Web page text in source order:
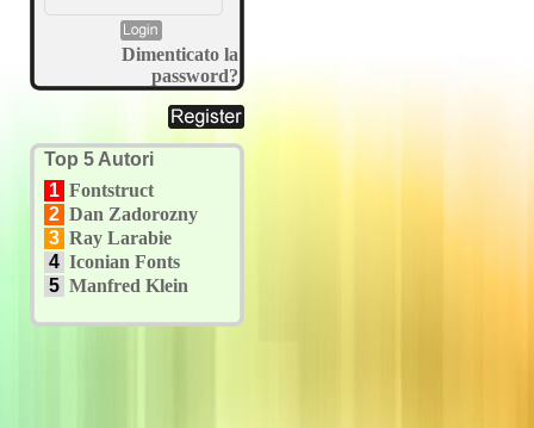
Dimenticato la
password?
Top 5 Autori
1 Fontstruct
2 Dan Zadorozny
3 Ray Larabie
4 Iconian Fonts
5 Manfred Klein